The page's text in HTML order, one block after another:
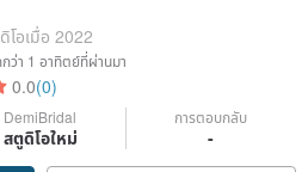
โอเมื่อ 2022
กว่า 1 อาทิตย์ที่ผ่านมา
0.0(0)
DemiBridal
สตูดิโอใหม่
การตอบกลับ
-